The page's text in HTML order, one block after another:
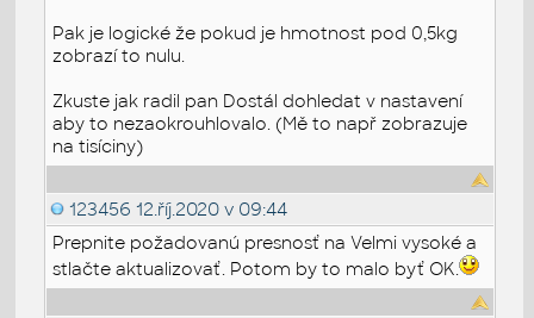
Pak je logické že pokud je hmotnost pod 0,5kg
zobrazí to nulu.
Zkuste jak radil pan Dostál dohledat v nastavení
aby to nezaokrouhlovalo. (Mě to např zobrazuje
na tisíciny)
123456 12.říj.2020 v 09:44
Prepnite požadovanú presnosť na Velmi vysoké a
stlačte aktualizovať. Potom by to malo byť OK.